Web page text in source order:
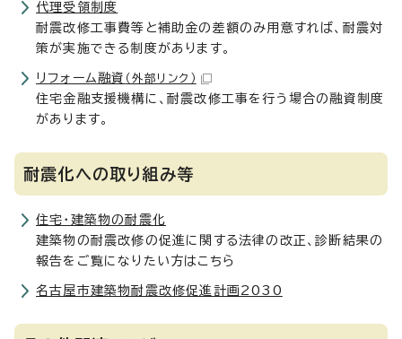
代理受領制度
耐震改修工事費等と補助金の差額のみ用意すれば、耐震対
策が実施できる制度があります。
リフォーム融資 （外部リンク）
住宅金融支援機構に、耐震改修工事を行う場合の融資制度
があります。
耐震化への取り組み等
住宅・建築物の耐震化
建築物の耐震改修の促進に関する法律の改正、診断結果の
報告をご覧になりたい方はこちら
名古屋市建築物耐震改修促進計画2030